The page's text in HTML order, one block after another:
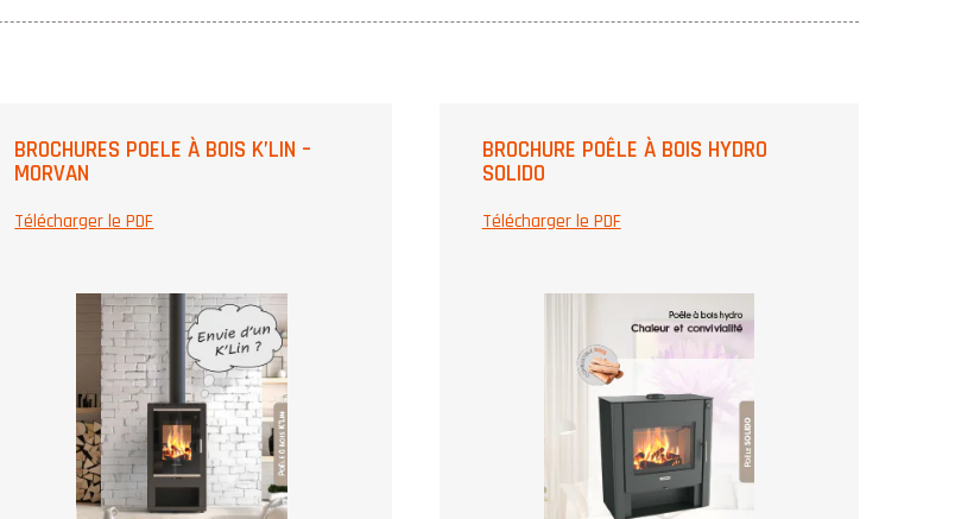
BROCHURES POELE À BOIS K’LIN –
MORVAN
Télécharger le PDF
BROCHURE POÊLE À BOIS HYDRO
SOLIDO
Télécharger le PDF